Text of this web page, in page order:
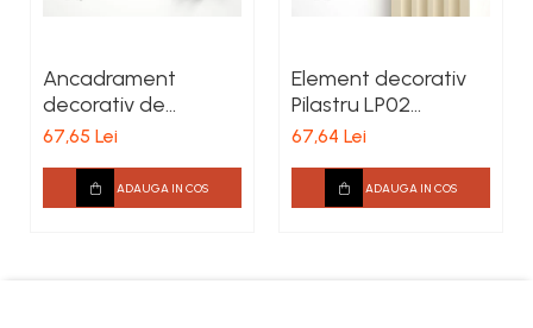
Ancadrament
decorativ de
exterior LA03 H 145 x
67,65 Lei
ADAUGA IN COS
Element decorativ
Pilastru LP02
160x25x2000mm
67,64 Lei
ADAUGA IN COS